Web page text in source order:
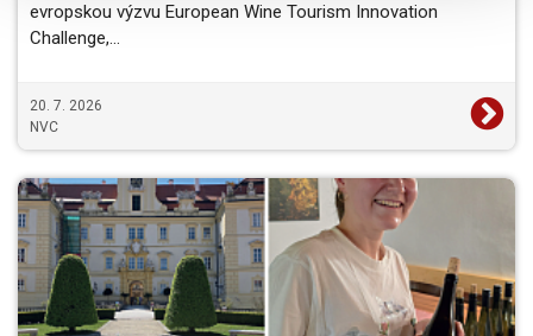
evropskou výzvu European Wine Tourism Innovation
Challenge,…
20. 7. 2026
NVC